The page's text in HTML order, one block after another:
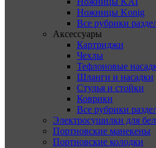
Ножницы Konig
Все рубрики
Аксессуары
Картриджи
Чехлы
Тефлоновые
Шланги и насадки
Стулья и стойки
Коврики
Все рубрики
Электросушилки для
Портновские манекены
Портновские колодки